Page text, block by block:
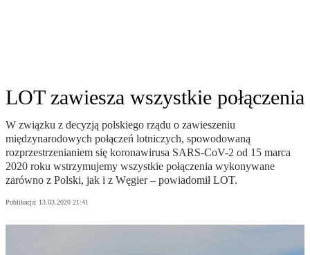
LOT zawiesza wszystkie połączenia
W związku z decyzją polskiego rządu o zawieszeniu
międzynarodowych połączeń lotniczych, spowodowaną
rozprzestrzenianiem się koronawirusa SARS-CoV-2 od 15 marca
2020 roku wstrzymujemy wszystkie połączenia wykonywane
zarówno z Polski, jak i z Węgier – powiadomił LOT.
Publikacja: 13.03.2020 21:41